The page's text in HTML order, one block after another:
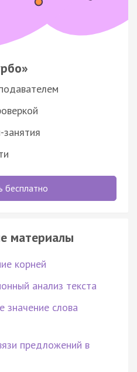
бесплатно
материалы
корней
анализ текста
значение слова
предложений в